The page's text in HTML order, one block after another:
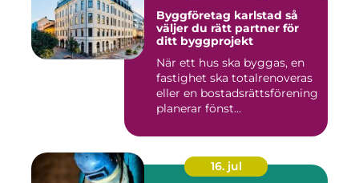
Byggföretag karlstad så
väljer du rätt partner för
ditt byggprojekt
När ett hus ska byggas, en
fastighet ska totalrenoveras
eller en bostadsrättsförening
planerar fönst...
16. jul